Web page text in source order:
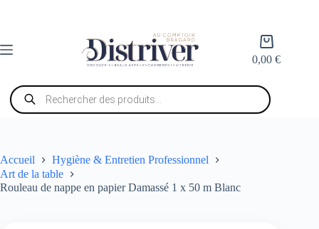
Panier
d’achat
0,00€
Recherche
de
produits
Accueil
Hygiène & Entretien Professionnel
Art de la table
Rouleau de nappe en papier Damassé 1 x 50 m Blanc